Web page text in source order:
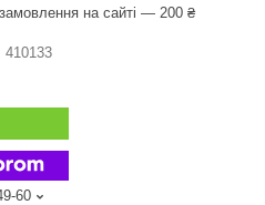
на сайті — 200 ₴
410133
60